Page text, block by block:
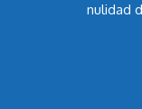
abogado